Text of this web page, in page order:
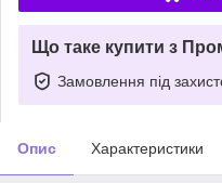
Що таке купити з
Замовлення під
Опис Характеристики